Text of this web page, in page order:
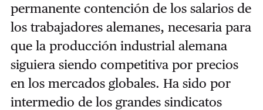
permanente contención de los salarios de
los trabajadores alemanes, necesaria para
que la producción industrial alemana
siguiera siendo competitiva por precios
en los mercados globales. Ha sido por
intermedio de los grandes sindicatos